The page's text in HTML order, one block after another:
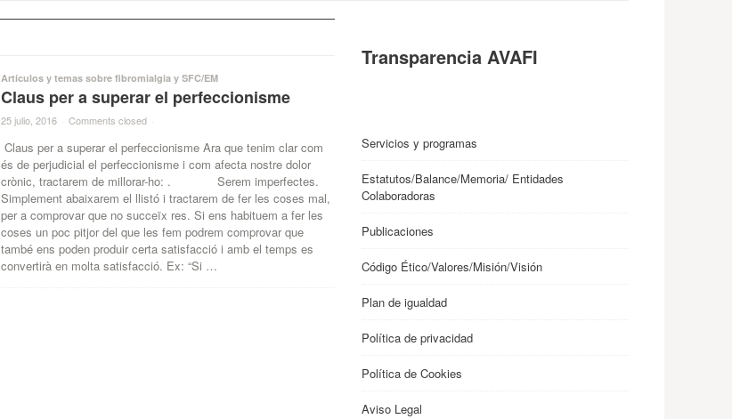
Artículos y temas sobre fibromialgia y SFC/EM
Claus per a superar el perfeccionisme
25 julio, 2016 · Comments closed ·
Claus per a superar el perfeccionisme Ara que tenim clar com
és de perjudicial el perfeccionisme i com afecta nostre dolor
crònic, tractarem de millorar-ho: . Serem imperfectes.
Simplement abaixarem el llistó i tractarem de fer les coses mal,
per a comprovar que no succeïx res. Si ens habituem a fer les
coses un poc pitjor del que les fem podrem comprovar que
també ens poden produir certa satisfacció i amb el temps es
convertirà en molta satisfacció. Ex: “Si …
Transparencia AVAFI
Servicios y programas
Estatutos/Balance/Memoria/ Entidades
Colaboradoras
Publicaciones
Código Ético/Valores/Misión/Visión
Plan de igualdad
Política de privacidad
Política de Cookies
Aviso Legal